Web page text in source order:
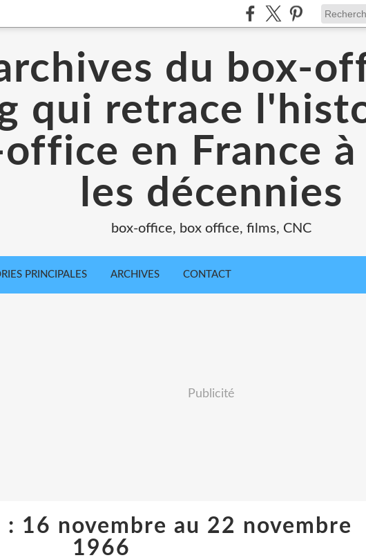
du box-
qui retrace
en France
les décennies
box-office, box office, films, CNC
PRINCIPALES ARCHIVES CONTACT
Publicité
: 16 novembre au 22 novembre
1966